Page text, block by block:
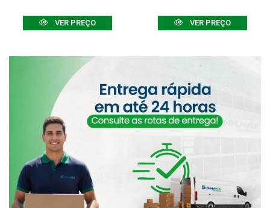
VER PREÇO VER PREÇO